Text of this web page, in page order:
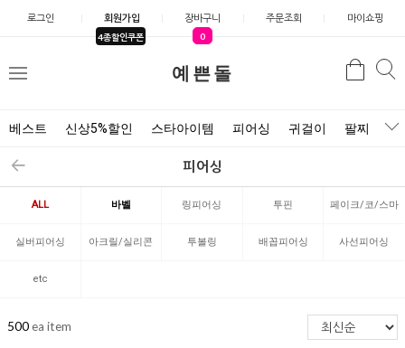
로그인 회원가입
4종할인쿠폰
장바구니
0
주문조회 마이쇼핑
예쁜돌
메
검
베스트 신상5%할인 스타아이템 피어싱 귀걸이 팔찌 목
피어싱
ALL 바벨 링피어싱 투핀 페이크/코/스마
일리
실버피어싱 아크릴/실리콘 투볼링 배꼽피어싱 사선피어싱
etc
500ea item